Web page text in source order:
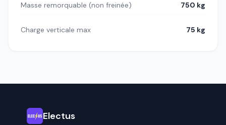
Masse remorquable (non freinée) 750 kg
Charge verticale max 75 kg
Electus